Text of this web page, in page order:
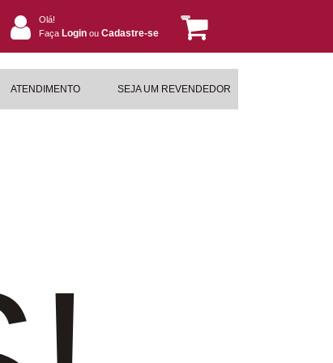
Olá!
Faça Login ou Cadastre-se
ATENDIMENTO SEJA UM REVENDEDOR